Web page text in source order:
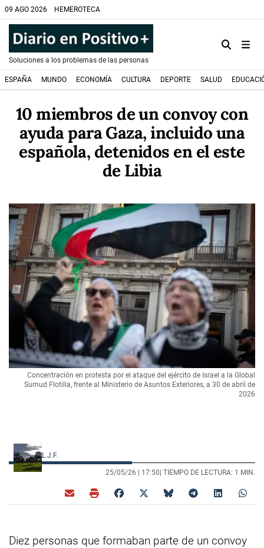
09 AGO 2026 HEMEROTECA
Soluciones a los problemas de las personas
ESPAÑA MUNDO ECONOMÍA CULTURA DEPORTE SALUD
10 miembros de un convoy con
ayuda para Gaza, incluido una
española, detenidos en el este
de Libia
Concentración en protesta por el ataque del ejército de Israel a la Global
Sumud Flotilla, frente al Ministerio de Asuntos Exteriores, a 30 de abril de
2026
L.J.F.
25/05/26 | 17:50| TIEMPO DE LECTURA: 1 MIN.
Diez personas que formaban parte de un convoy